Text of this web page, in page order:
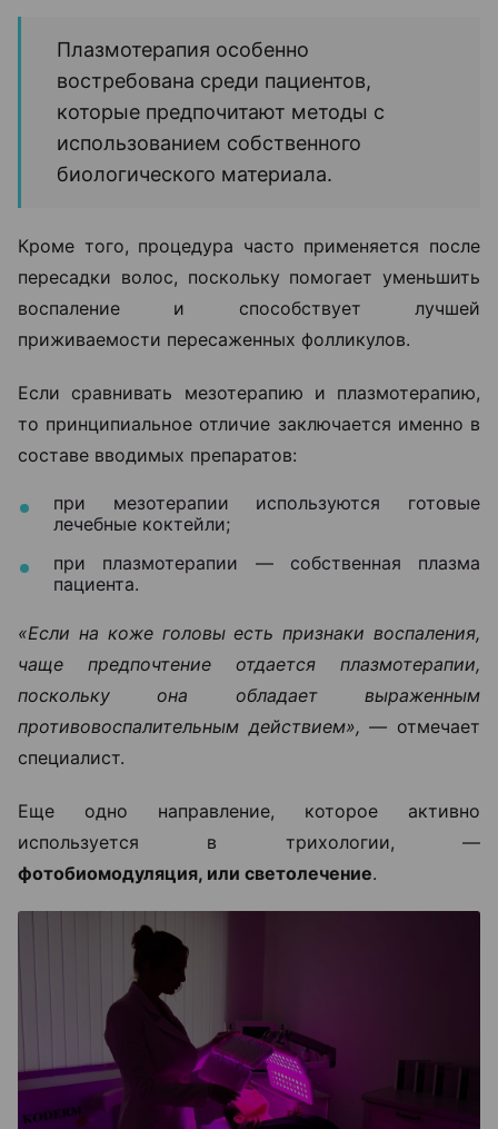
Плазмотерапия особенно
востребована среди пациентов,
которые предпочитают методы с
использованием собственного
биологического материала.
Кроме того, процедура часто применяется после
пересадки волос, поскольку помогает уменьшить
воспаление и способствует лучшей
приживаемости пересаженных фолликулов.
Если сравнивать мезотерапию и плазмотерапию,
то принципиальное отличие заключается именно в
составе вводимых препаратов:
при мезотерапии используются готовые
лечебные коктейли;
при плазмотерапии — собственная плазма
пациента.
«Если на коже головы есть признаки воспаления,
чаще предпочтение отдается плазмотерапии,
поскольку она обладает выраженным
противовоспалительным действием», — отмечает
специалист.
Еще одно направление, которое активно
используется в трихологии, —
фотобиомодуляция, или светолечение.